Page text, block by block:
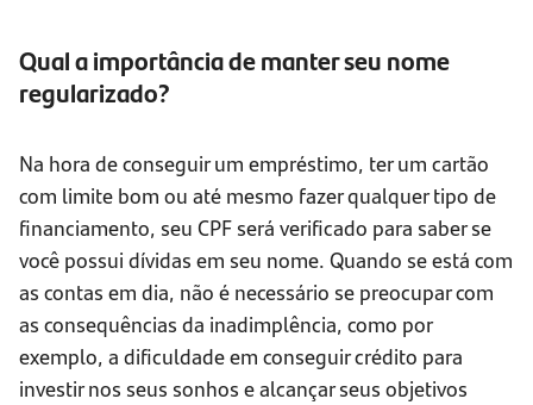
Qual a importância de manter seu nome
regularizado?
Na hora de conseguir um empréstimo, ter um cartão
com limite bom ou até mesmo fazer qualquer tipo de
financiamento, seu CPF será verificado para saber se
você possui dívidas em seu nome. Quando se está com
as contas em dia, não é necessário se preocupar com
as consequências da inadimplência, como por
exemplo, a dificuldade em conseguir crédito para
investir nos seus sonhos e alcançar seus objetivos